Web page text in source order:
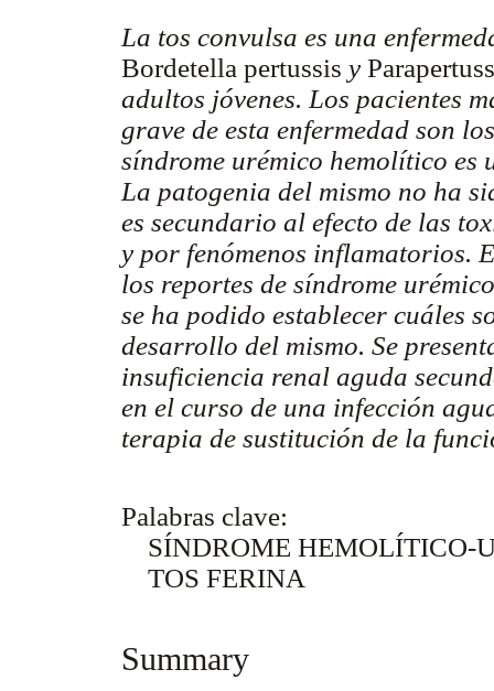
La tos convulsa es una
Bordetella pertussis y
adultos jóvenes. Los pacientes
grave de esta enfermedad son
síndrome urémico hemolítico
La patogenia del mismo no ha
es secundario al efecto de las
y por fenómenos inflamatorios.
los reportes de síndrome
se ha podido establecer cuáles
desarrollo del mismo. Se
insuficiencia renal aguda
en el curso de una infección
terapia de sustitución de la
Palabras clave:
SÍNDROME HEMOLÍTICO-
TOS FERINA
Summary